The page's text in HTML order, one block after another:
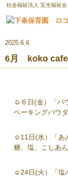
社会福祉法人 宝光福祉
2025.6.6
6月 koko cafe
☺６日(金）「パ
ベーキングパウ
☺11日(水）「あ
糖、塩、こしあん
☺24日(火）「塩